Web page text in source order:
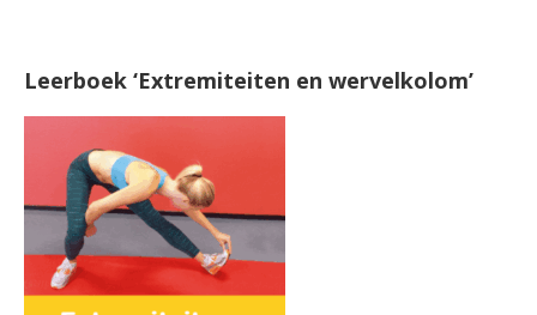
Leerboek ‘Extremiteiten en wervelkolom’